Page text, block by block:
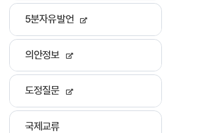
5분자유발언
의안정보
도정질문
국제교류